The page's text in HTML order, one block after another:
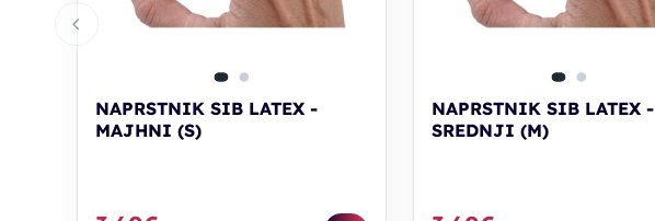
NAPRSTNIK SIB LATEX -
MAJHNI (S)
NAPRSTNIK SIB LATEX -
SREDNJI (M)